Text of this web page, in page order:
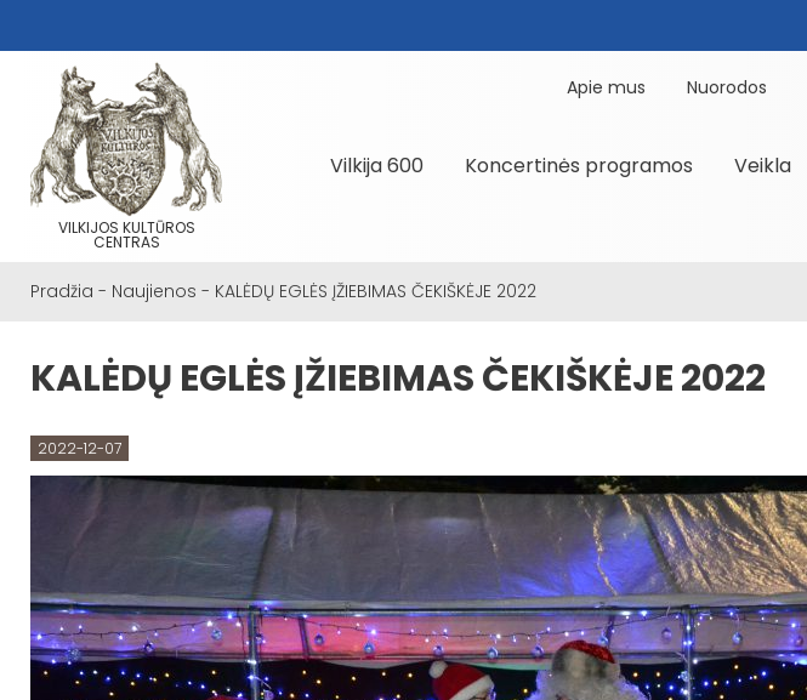
VILKIJOS KULTŪROS
CENTRAS
Apie mus Nuorodos
Vilkija 600 Koncertinės programos Veikla
Pradžia - Naujienos - KALĖDŲ EGLĖS ĮŽIEBIMAS ČEKIŠKĖJE 2022
KALĖDŲ EGLĖS ĮŽIEBIMAS ČEKIŠKĖJE 2022
2022-12-07